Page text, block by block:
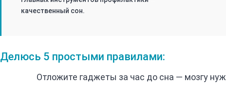
качественный сон.
Делюсь 5 простыми правилами:
Отложите гаджеты за час до сна — мозгу